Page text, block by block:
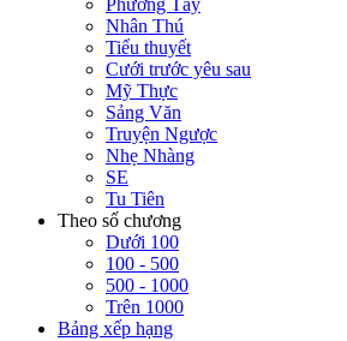
Phương Tây
Nhân Thú
Tiểu thuyết
Cưới trước yêu sau
Mỹ Thực
Sảng Văn
Truyện Ngược
Nhẹ Nhàng
SE
Tu Tiên
Theo số chương
Dưới 100
100 - 500
500 - 1000
Trên 1000
Bảng xếp hạng